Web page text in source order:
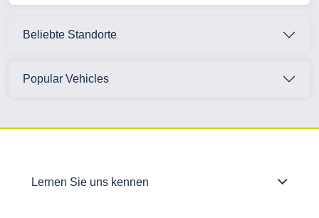
Beliebte Standorte
Popular Vehicles
Lernen Sie uns kennen